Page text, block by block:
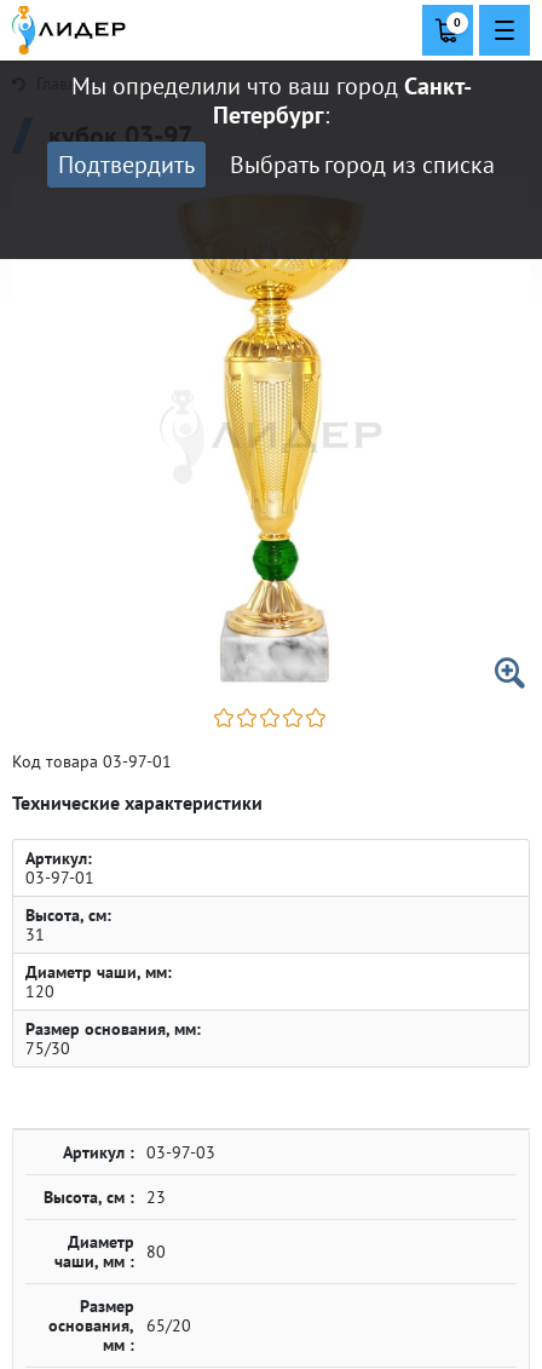
Мы определили что ваш городСанкт-
Петербург:
Подтвердить
Выбрать город из списка
0
Главная
кубок 03-97
Код товара 03-97-01
Технические характеристики
Артикул:
03-97-01
Высота, см:
31
Диаметр чаши, мм:
120
Размер основания, мм:
75/30
Артикул : 03-97-03
Высота, см : 23
Диаметр
чаши, мм :
80
Размер
основания,
мм :
65/20